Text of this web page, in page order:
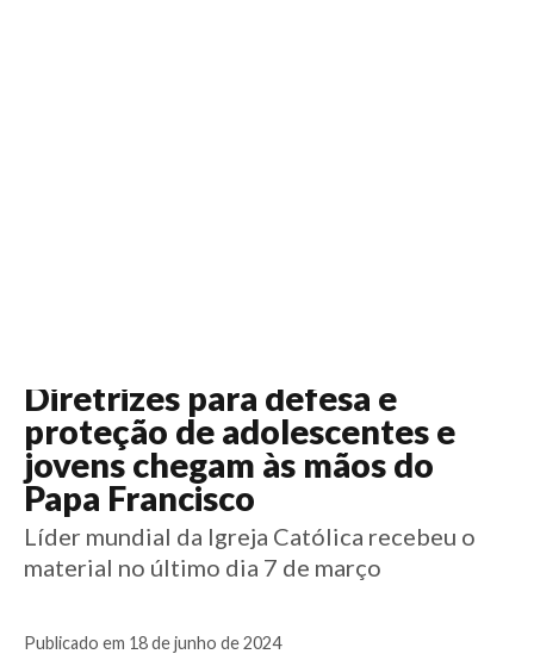
Diretrizes para defesa e
proteção de adolescentes e
jovens chegam às mãos do
Papa Francisco
Líder mundial da Igreja Católica recebeu o
material no último dia 7 de março
Publicado em 18 de junho de 2024